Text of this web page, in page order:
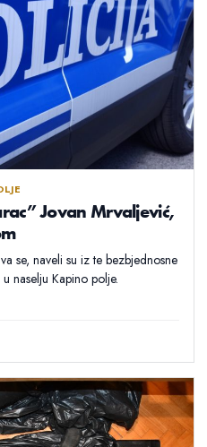
Jovan Mrvaljević,
se, naveli su iz te bezbjednosne
naselju Kapino polje.